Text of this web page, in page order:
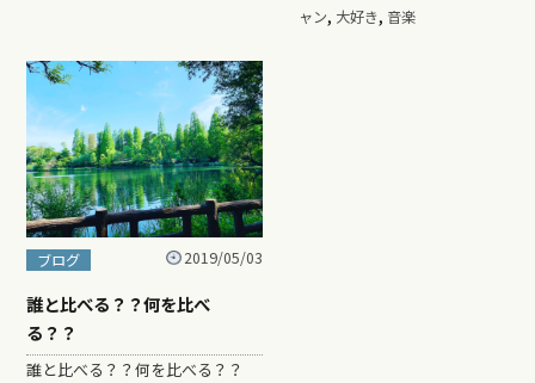
ャン, 大好き, 音楽
ブログ 2019/05/03
誰と比べる？？何を比べ
る？？
誰と比べる？？何を比べる？？